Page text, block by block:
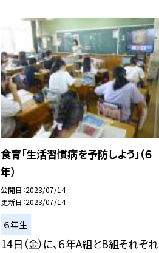
食育「生活習慣病を予防しよう」（６
年）
公開日 2023/07/14
更新日 2023/07/14
６年生
14日（金）に、６年A組とB組それぞれ